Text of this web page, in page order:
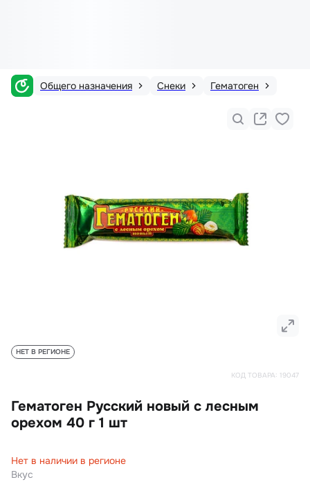
Общего назначения Снеки Гематоген
КОД ТОВАРА: 19047
Гематоген Русский новый с лесным
орехом 40 г 1 шт
НЕТ В РЕГИОНЕ
Нет в наличии в регионе
Вкус